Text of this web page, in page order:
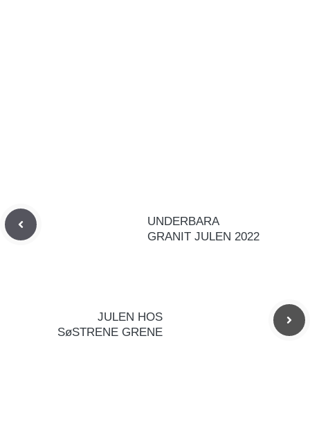
UNDERBARA
GRANIT JULEN 2022
JULEN HOS
SøSTRENE GRENE